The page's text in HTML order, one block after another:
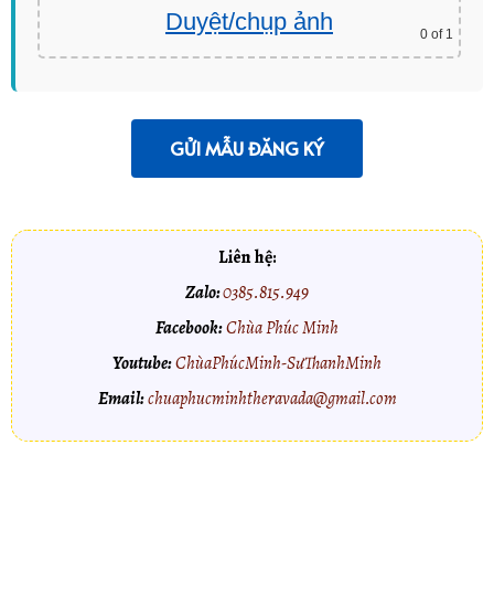
Duyệt/chụp ảnh
0 of 1
Liên hệ:
Zalo:0385.815.949
Facebook:Chùa Phúc Minh
Youtube:ChùaPhúcMinh-SưThanhMinh
Email:chuaphucminhtheravada@gmail.com